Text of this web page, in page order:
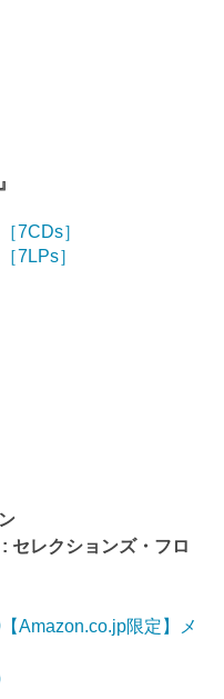
7CDs］
7LPs］
セレクションズ・フロ
Amazon.co.jp限定】メ